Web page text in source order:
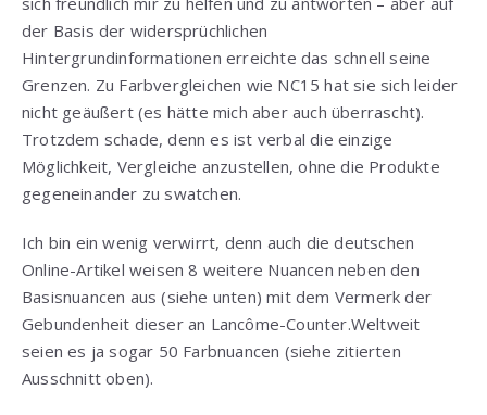
der Basis der widersprüchlichen
Hintergrundinformationen erreichte das schnell seine
Grenzen. Zu Farbvergleichen wie NC15 hat sie sich leider
nicht geäußert (es hätte mich aber auch überrascht).
Trotzdem schade, denn es ist verbal die einzige
Möglichkeit, Vergleiche anzustellen, ohne die Produkte
gegeneinander zu swatchen.
Ich bin ein wenig verwirrt, denn auch die deutschen
Online-Artikel weisen 8 weitere Nuancen neben den
Basisnuancen aus (siehe unten) mit dem Vermerk der
Gebundenheit dieser an Lancôme-Counter.Weltweit
seien es ja sogar 50 Farbnuancen (siehe zitierten
Ausschnitt oben).